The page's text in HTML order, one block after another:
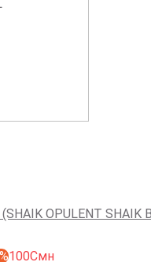
OPULENT SHAIK
100Смн